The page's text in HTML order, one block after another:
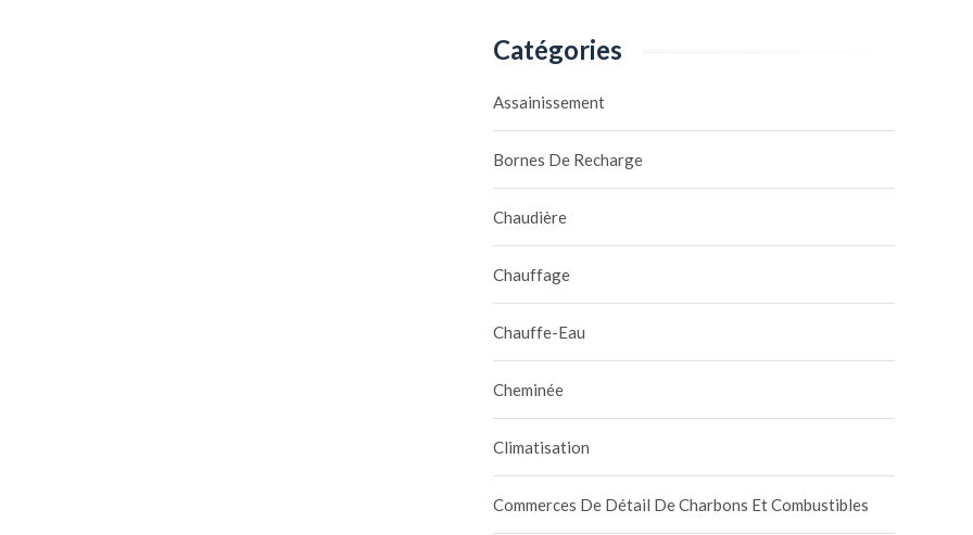
Catégories
Assainissement
Bornes De Recharge
Chaudière
Chauffage
Chauffe-Eau
Cheminée
Climatisation
Commerces De Détail De Charbons Et Combustibles